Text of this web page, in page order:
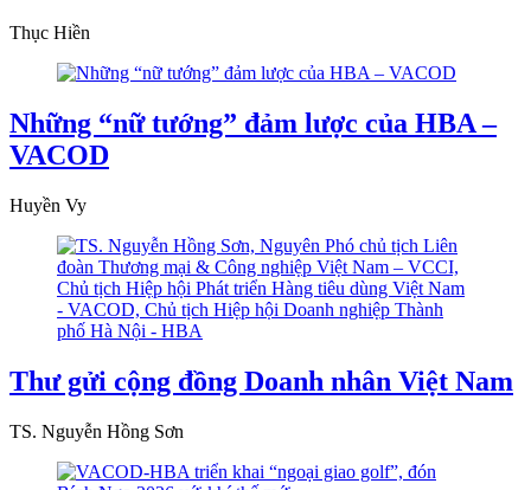
Thục Hiền
Những “nữ tướng” đảm lược của HBA –
VACOD
Huyền Vy
Thư gửi cộng đồng Doanh nhân Việt Nam
TS. Nguyễn Hồng Sơn